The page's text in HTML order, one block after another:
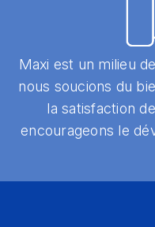
Maxi est un milieu
nous soucions du
la satisfaction
encourageons le